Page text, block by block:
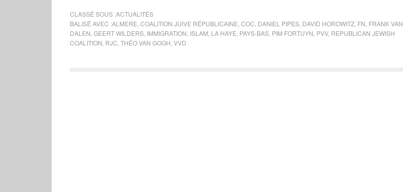
CLASSÉ SOUS :ACTUALITÉS
BALISÉ AVEC :ALMERE COALITION JUIVE RÉPUBLICAINE COC DANIEL PIPES DAVID HOROWITZ FN FRANK VAN
DALEN GEERT WILDERS IMMIGRATION ISLAM LA HAYE PAYS-BAS PIM FORTUYN PVV, REPUBLICAN JEWISH
COALITION RJC THÉO VAN GOGH VVD